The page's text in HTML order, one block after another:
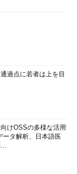
過点に若者は上を目
けOSSの多様な活用
タ解析、日本語医